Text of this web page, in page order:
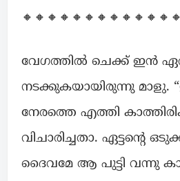
വേഗത്തിൽ ചെക്ക് ഇൻ
നടക്കുകയായിരുന്നു മാളു.
നേരത്തെ എത്തി
വിചാരിച്ചതാ. ഏട്ടന്റെ
ദൈവമേ ആ പുട്ടി വന്നു